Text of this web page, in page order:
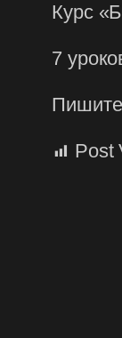
Курс
7
Post